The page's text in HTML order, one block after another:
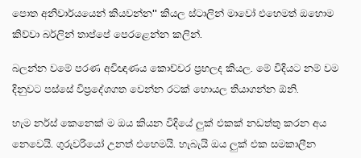
පොත අනිවාර්යයෙන් කියවන්න'' කියල ස්ටාලින් මාවෝ එහෙමත් ඔහොම
කිව්වා බර්ලින් තාප්පේ පෙරළෙන්න කලින්.
බලන්න වමේ පරණ අවිඥාණය කොච්චර ප්‍රභලද කියල. මේ විදියට නම් වම
දිනුවට පස්සේ විප්‍රදේශගත වෙන්න රටක් හොයල තියාගන්න ඕනි.
හැම නර්ස් කෙනෙක් ම ඔය කියන විදියේ ලුක් එකක් නඩත්තු කරන අය
නෙවෙයි. ගුරුවරියෝ උනත් එහෙමයි. හැබැයි ඔය ලුක් එක සමකාලීන